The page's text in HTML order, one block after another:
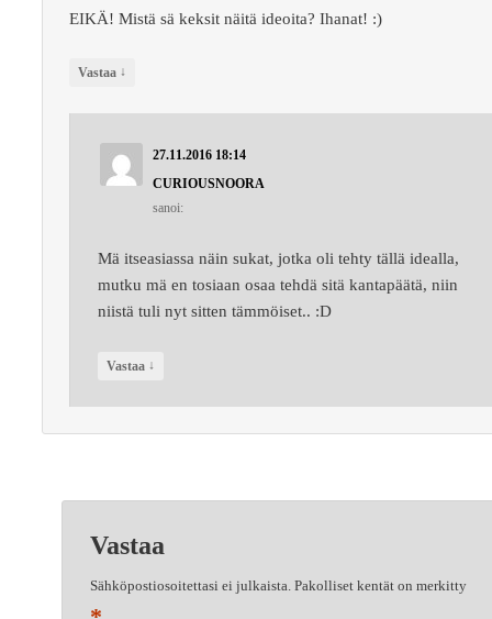
EIKÄ! Mistä sä keksit näitä ideoita? Ihanat! :)
Vastaa ↓
27.11.2016 18:14
CURIOUSNOORA
sanoi:
Mä itseasiassa näin sukat, jotka oli tehty tällä idealla,
mutku mä en tosiaan osaa tehdä sitä kantapäätä, niin
niistä tuli nyt sitten tämmöiset.. :D
Vastaa ↓
Vastaa
Sähköpostiosoitettasi ei julkaista. Pakolliset kentät on merkitty